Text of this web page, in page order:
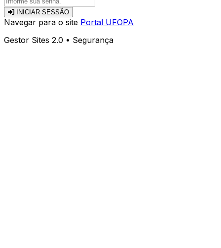
INICIAR SESSÃO
Navegar para o site Portal UFOPA
Gestor Sites 2.0 • Segurança